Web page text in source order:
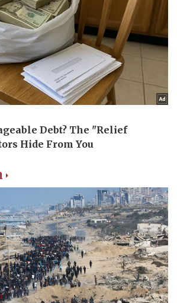
Xe máy
Tư vấn